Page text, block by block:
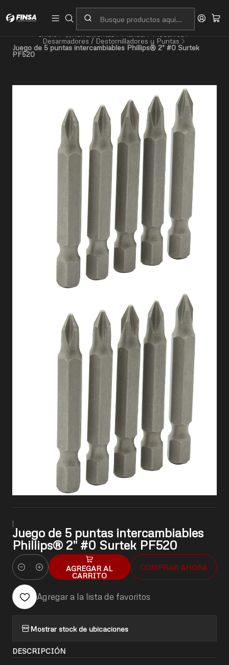
Desarmadores / Destornilladores y Puntas
Juego de 5 puntas intercambiables Phillips® 2" #0 Surtek
PF520
|
Juego de 5 puntas intercambiables
Phillips® 2" #0 Surtek PF520
Cantidad
AGREGAR AL
CARRITO
COMPRAR AHORA
Agregar a la lista de favoritos
Mostrar stock de ubicaciones
DESCRIPCIÓN